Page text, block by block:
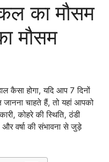
का मौसम
मौसम
कैसा होगा, यदि आप 7 दिनों
जानना चाहते हैं, तो यहां आपको
कोहरे की स्थिति, ठंडी
वर्षा की संभावना से जुड़े